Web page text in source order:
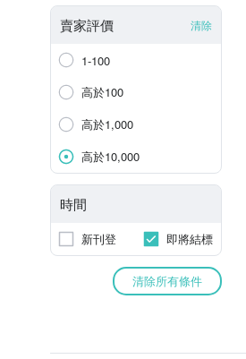
賣家評價 清除
1-100
高於100
高於1,000
高於10,000
時間
新刊登 即將結標
清除所有條件